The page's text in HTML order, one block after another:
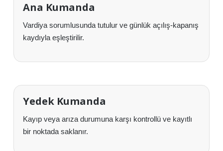
Ana Kumanda
Vardiya sorumlusunda tutulur ve günlük açılış-kapanış
kaydıyla eşleştirilir.
Yedek Kumanda
Kayıp veya arıza durumuna karşı kontrollü ve kayıtlı
bir noktada saklanır.